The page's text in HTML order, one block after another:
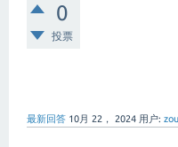
0
投票
最新回答 10月 22， 2024 用户: